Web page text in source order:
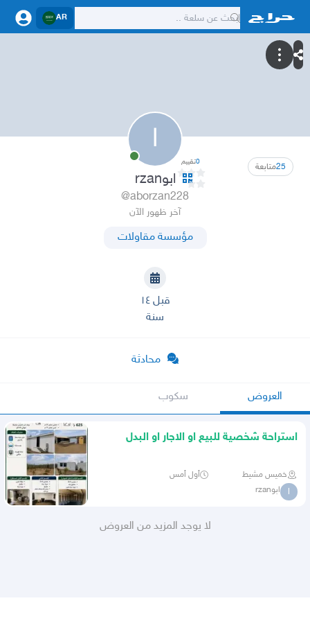
AR
ا
25متابعة 0تقييم
ابوrzan
@aborzan228
آخر ظهور الآن
مؤسسة مقاولات
قبل ١٤
سنة
محادثة
العروض سكوب
استراحة شخصية للبيع او الاجار او البدل
خميس مشيط أول أمس
ا ابوrzan
لا يوجد المزيد من العروض